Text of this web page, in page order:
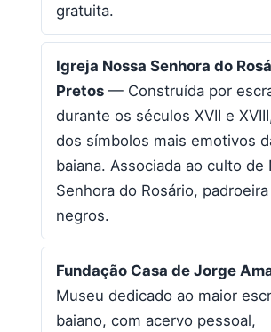
gratuita.
Igreja Nossa Senhora do
Pretos — Construída por
durante os séculos XVII e
dos símbolos mais emotivos
baiana. Associada ao culto de
Senhora do Rosário,
negros.
Fundação Casa de Jorge
Museu dedicado ao maior
baiano, com acervo pessoal,